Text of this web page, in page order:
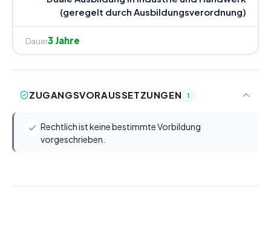
(geregelt durch Ausbildungsverordnung)
Dauer3 Jahre
ZUGANGSVORAUSSETZUNGEN 1
Rechtlich ist keine bestimmte Vorbildung
vorgeschrieben.